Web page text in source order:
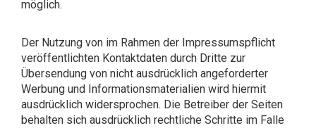
möglich.
Der Nutzung von im Rahmen der Impressumspflicht
veröffentlichten Kontaktdaten durch Dritte zur
Übersendung von nicht ausdrücklich angeforderter
Werbung und Informationsmaterialien wird hiermit
ausdrücklich widersprochen. Die Betreiber der Seiten
behalten sich ausdrücklich rechtliche Schritte im Falle